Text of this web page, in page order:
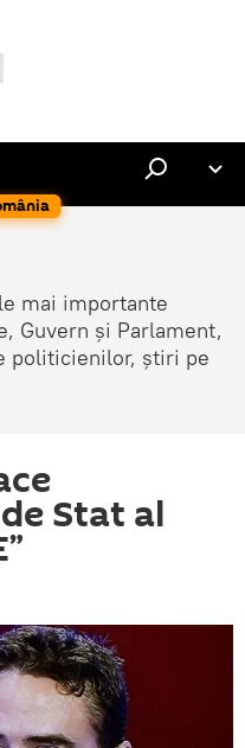
mai importante
Guvern și Parlament,
politicienilor, știri pe
Stat al